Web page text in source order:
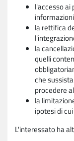
l'accesso ai
la rettifica
la
quelli
che
procedere
la
ipotesi di
L'interessato ha